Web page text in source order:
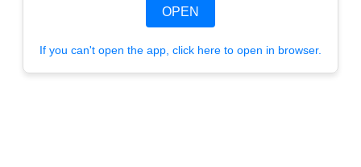
OPEN
If you can't open the app, click here to open in browser.